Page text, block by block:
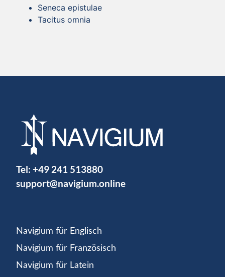
Seneca epistulae
Tacitus omnia
Tel: +49 241 513880
support@navigium.online
Navigium für Englisch
Navigium für Französisch
Navigium für Latein